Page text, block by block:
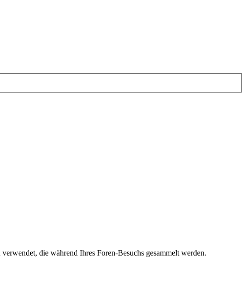
die während Ihres Foren-Besuchs gesammelt werden.